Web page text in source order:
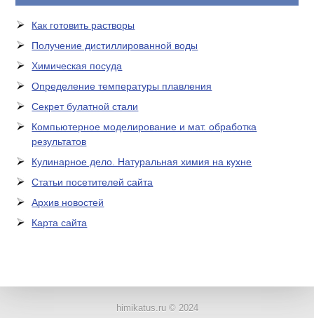
Как готовить растворы
Получение дистиллированной воды
Химическая посуда
Определение температуры плавления
Секрет булатной стали
Компьютерное моделирование и мат. обработка
результатов
Кулинарное дело. Натуральная химия на кухне
Статьи посетителей сайта
Архив новостей
Карта сайта
himikatus.ru © 2024